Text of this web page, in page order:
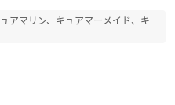
アマリン、キュアマーメイド、キ